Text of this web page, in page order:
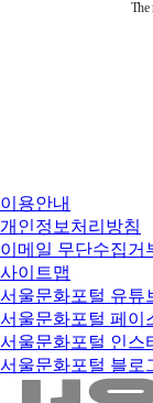
이용안내
개인정보처리방침
이메일 무단수집거
사이트맵
서울문화포털 유튜
서울문화포털 페이
서울문화포털 인스
서울문화포털 블로